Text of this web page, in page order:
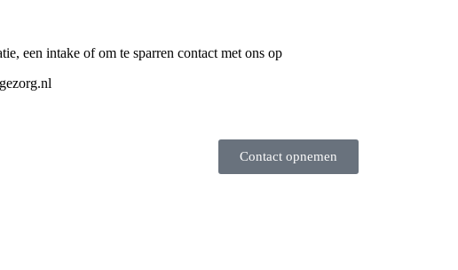
een intake of om te sparren contact met ons op
Contact opnemen